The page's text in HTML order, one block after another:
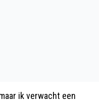
ik verwacht een